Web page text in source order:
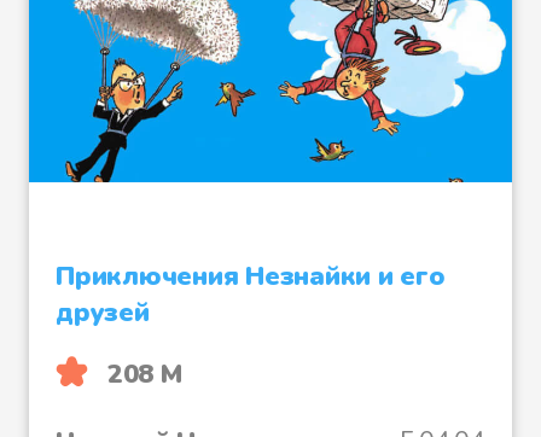
Приключения Незнайки и его
друзей
208 М